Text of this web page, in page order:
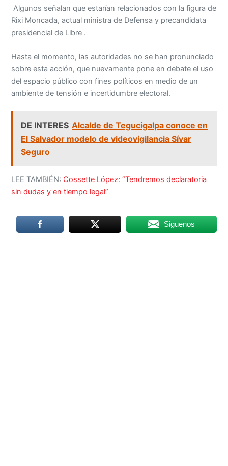
Algunos señalan que estarían relacionados con la figura de
Rixi Moncada, actual ministra de Defensa y precandidata
presidencial de Libre .
Hasta el momento, las autoridades no se han pronunciado
sobre esta acción, que nuevamente pone en debate el uso
del espacio público con fines políticos en medio de un
ambiente de tensión e incertidumbre electoral.
DE INTERES Alcalde de Tegucigalpa conoce en
El Salvador modelo de videovigilancia Sívar
Seguro
LEE TAMBIÉN: Cossette López: “Tendremos declaratoria
sin dudas y en tiempo legal”
Siguenos